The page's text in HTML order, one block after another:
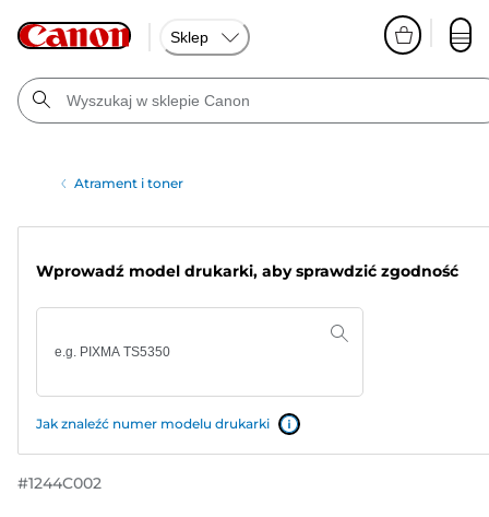
Sklep
Atrament i toner
Wprowadź model drukarki, aby sprawdzić zgodność
Jak znaleźć numer modelu drukarki
#1244C002